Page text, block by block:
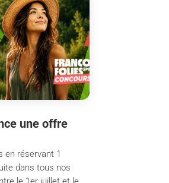
une offre
en réservant 1
dans tous nos